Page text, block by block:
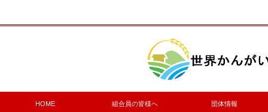
HOME 組合員の皆様へ 団体情報